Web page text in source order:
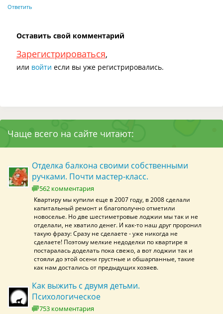
Ответить
Оставить свой комментарий
Зарегистрироваться,
или войти если вы уже регистрировались.
Чаще всего на сайте читают:
Отделка балкона своими собственными
ручками. Почти мастер-класс.
562 комментария
Квартиру мы купили еще в 2007 году, в 2008 сделали
капитальный ремонт и благополучно отметили
новоселье. Но две шестиметровые лоджии мы так и не
отделали, не хватило денег. И как-то наш друг проронил
такую фразу: Сразу не сделаете - уже никогда не
сделаете! Поэтому мелкие недоделки по квартире я
постаралась доделать пока свежо, а вот лоджии так и
стояли до этой осени грустные и обшарпанные, такие
как нам достались от предыдущих хозяев.
Как выжить с двумя детьми.
Психологическое
753 комментария